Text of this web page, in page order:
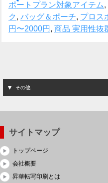
ポートプラン対象アイテム,
ク , バッグ＆ポーチ, プロス
円〜2000円 , 商品 実用性抜
その他
サイトマップ
トップページ
会社概要
昇華転写印刷とは